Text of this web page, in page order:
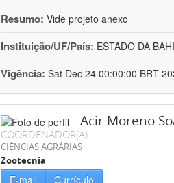
Resumo: Vide projeto anexo
Instituição/UF/País: ESTADO DA
Vigência: Sat Dec 24 00:00:00 BRT
Acir Moreno
COORDENADOR(A)
CIÊNCIAS AGRÁRIAS
Zootecnia
E-mail Currículo